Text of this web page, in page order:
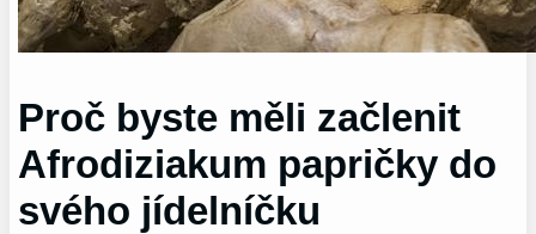
Proč byste měli začlenit
Afrodiziakum papričky do
svého jídelníčku